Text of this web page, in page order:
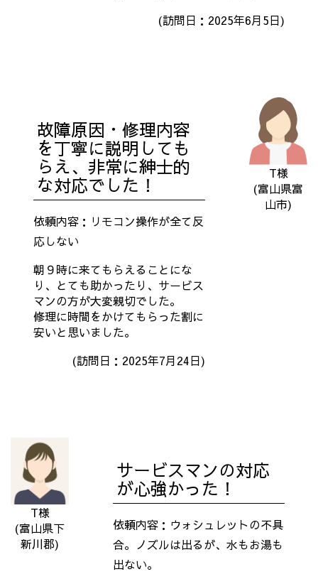
(訪問日：2025年6月5日)
T様
(富山県富
山市)
故障原因・修理内容
を丁寧に説明しても
らえ、非常に紳士的
な対応でした！
依頼内容：リモコン操作が全て反
応しない
朝９時に来てもらえることにな
り、とても助かったり、サービス
マンの方が大変親切でした。
修理に時間をかけてもらった割に
安いと思いました。
(訪問日：2025年7月24日)
T様
(富山県下
新川郡)
サービスマンの対応
が心強かった！
依頼内容：ウォシュレットの不具
合。ノズルは出るが、水もお湯も
出ない。